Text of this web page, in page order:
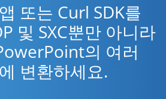
또는 Curl SDK를
및 SXC뿐만 아니라
의 여러
변환하세요.